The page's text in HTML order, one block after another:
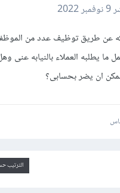
9 نوفمبر 2022
عن طريق توظيف عدد من
ما يطلبه العملاء بالنيابه عنى
ان يضر بحسابى؟
الترتيب